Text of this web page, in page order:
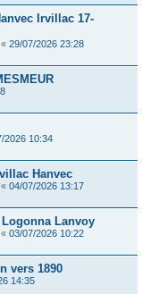
Irvillac 17-
« 29/07/2026 23:28
2026 10:34
Hanvec
« 04/07/2026 13:17
Lanvoy
« 03/07/2026 10:22
vers 1890
14:35